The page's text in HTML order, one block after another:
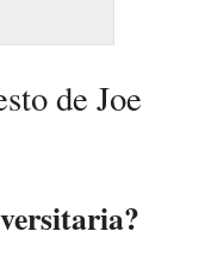
de Joe